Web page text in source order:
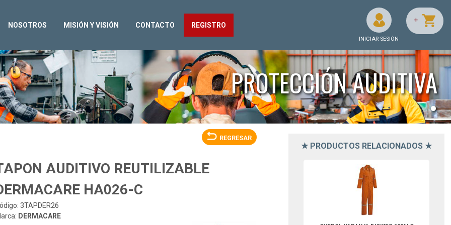
NOSOTROS MISIÓN Y VISIÓN CONTACTO REGISTRO
INICIAR SESIÓN
+
PROTECCIÓN AUDITIVA
•
REGRESAR
AUDITIVO REUTILIZABLE
HA026-C
3TAPDER26
DERMACARE
★ PRODUCTOS RELACIONADOS ★